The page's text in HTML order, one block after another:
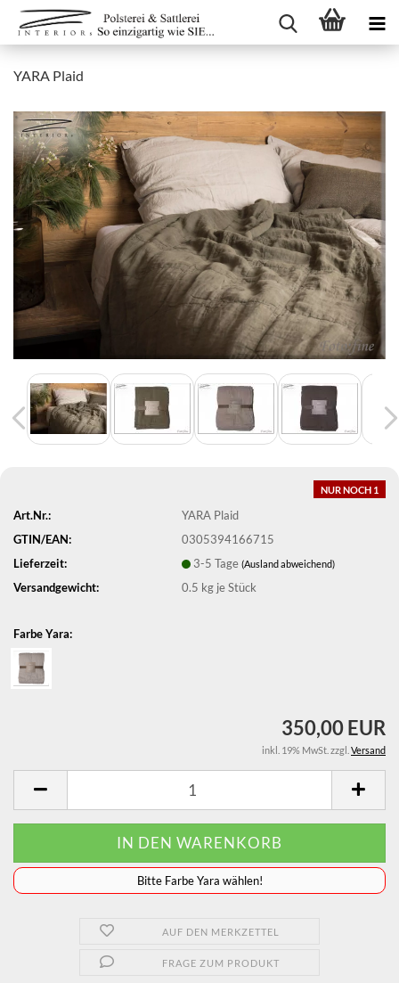
YARA Plaid
NUR NOCH 1
Art.Nr.:
YARA Plaid
GTIN/EAN:
0305394166715
Lieferzeit:
3-5 Tage(Ausland abweichend)
Versandgewicht: 0.5 kg je Stück
Farbe Yara:
350,00 EUR
inkl. 19% MwSt. zzgl. Versand
️️️️️Bitte Farbe Yara wählen!
AUF DEN MERKZETTEL
FRAGE ZUM PRODUKT